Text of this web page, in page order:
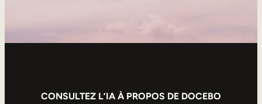
CONSULTEZ L’IA À PROPOS DE DOCEBO